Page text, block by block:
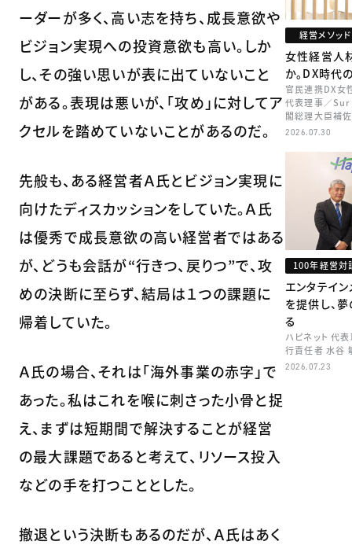
ーダーが多く、高い志を持ち、成長意欲や
ビジョン実現への投資意欲も高い。しか
し、その強い思いが表に出ていないこと
がある。表現は悪いが、「攻め」に対してア
クセルを踏めていないことがあるのだ。
先般も、ある経営者Ａ氏とビジョン実現に
向けたディスカッションをしていた。Ａ氏
は優秀で成長意欲の高い経営者ではある
が、どうも会話が“行きつ、戻りつ”で、攻
めの決断に至らず、結局は１つの課題に
帰着していた。
Ａ氏の場合、それは「海外事業の赤字」で
あった。私はこれを喉に刺さった小骨と捉
え、まずは短期間で解決することが経営
の最大課題であると考えて、リソース投入
などの手を打つこととした。
撤退という決断もあるのだが、Ａ氏はあく
経営メソッド
女性経営人
か。DX時代
官民連携DX女
代表理事／
閣総理大臣補佐
矢田 稚子
2026.07.30
100年経営対
エンタテイ
を提供し、
る
ハピネット 代
行責任者 水谷
2026.07.23